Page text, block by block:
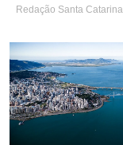
Redação Santa